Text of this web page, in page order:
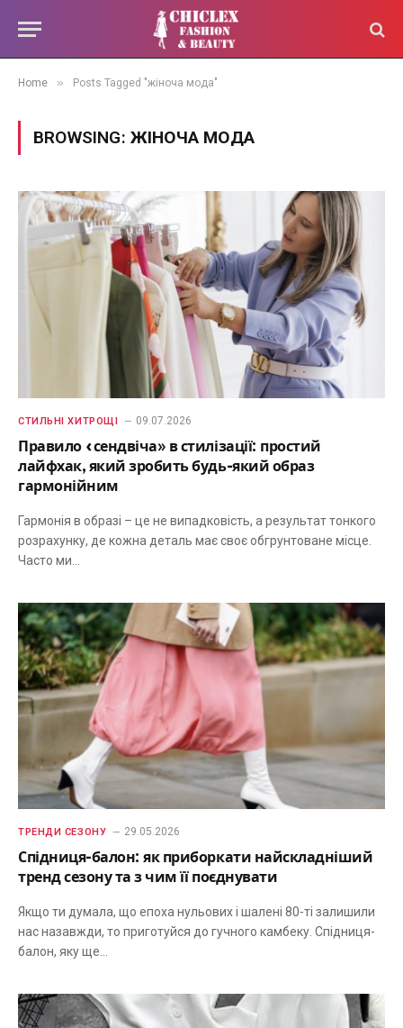
Home » Posts Tagged "жіноча мода"
BROWSING: ЖІНОЧА МОДА
СТИЛЬНІ ХИТРОЩІ 09.07.2026
Правило «сендвіча» в стилізації: простий
лайфхак, який зробить будь-який образ
гармонійним
Гармонія в образі – це не випадковість, а результат тонкого
розрахунку, де кожна деталь має своє обгрунтоване місце.
Часто ми…
ТРЕНДИ СЕЗОНУ 29.05.2026
Спідниця-балон: як приборкати найскладніший
тренд сезону та з чим її поєднувати
Якщо ти думала, що епоха нульових і шалені 80-ті залишили
нас назавжди, то приготуйся до гучного камбеку. Спідниця-
балон, яку ще…